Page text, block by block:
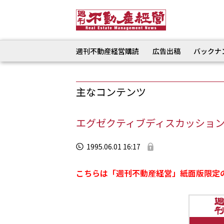
週刊不動産経営購読 広告出稿 バック
主なコンテンツ
エグゼクティブディスカッシ
1995.06.01 16:17
こちらは「週刊不動産経営」紙面版限定